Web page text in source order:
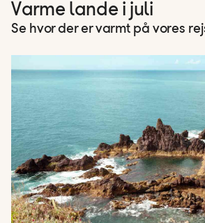
Varme lande i juli
Se hvor der er varmt på vores